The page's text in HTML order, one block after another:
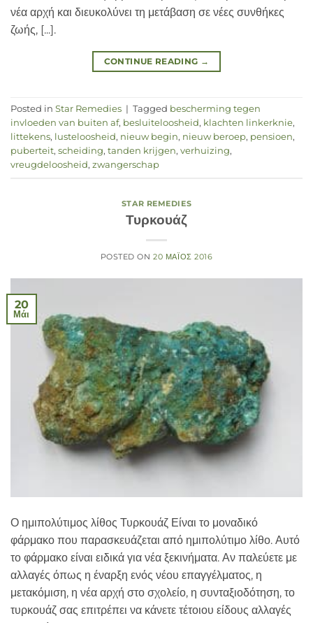
νέα αρχή και διευκολύνει τη μετάβαση σε νέες συνθήκες
ζωής, [...].
CONTINUE READING →
Posted in Star Remedies | Tagged bescherming tegen
invloeden van buiten af, besluiteloosheid, klachten linkerknie,
littekens, lusteloosheid, nieuw begin, nieuw beroep, pensioen,
puberteit, scheiding, tanden krijgen, verhuizing,
vreugdeloosheid, zwangerschap
STAR REMEDIES
Τυρκουάζ
POSTED ON20 ΜΆΙΟΣ 2016
20
Μάι
Ο ημιπολύτιμος λίθος Τυρκουάζ Είναι το μοναδικό
φάρμακο που παρασκευάζεται από ημιπολύτιμο λίθο. Αυτό
το φάρμακο είναι ειδικά για νέα ξεκινήματα. Αν παλεύετε με
αλλαγές όπως η έναρξη ενός νέου επαγγέλματος, η
μετακόμιση, η νέα αρχή στο σχολείο, η συνταξιοδότηση, το
τυρκουάζ σας επιτρέπει να κάνετε τέτοιου είδους αλλαγές